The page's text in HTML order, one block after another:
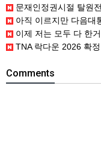
문재인정권시절 탈원전
아직 이르지만 다음대
이제 저는 모두 다 한
TNA 락다운 2026 확정경
Comments